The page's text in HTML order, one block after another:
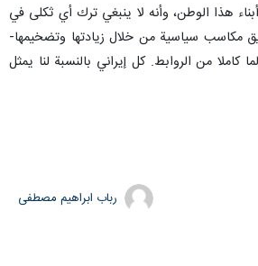
الأخيرة هم أبناء هذا الوطن، وأنه لا ينبغي ترك أي ثكلى في
مكاسب سياسية من خلال زيادتها وتضخيمها-
من الروابط. كل إيراني بالنسبة لنا يمثل
رباب ابراهیم مصطفی